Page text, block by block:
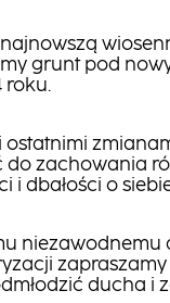
grunt pod
roku.
do zachowania
i dbałości o
niezawodnemu
ducha i